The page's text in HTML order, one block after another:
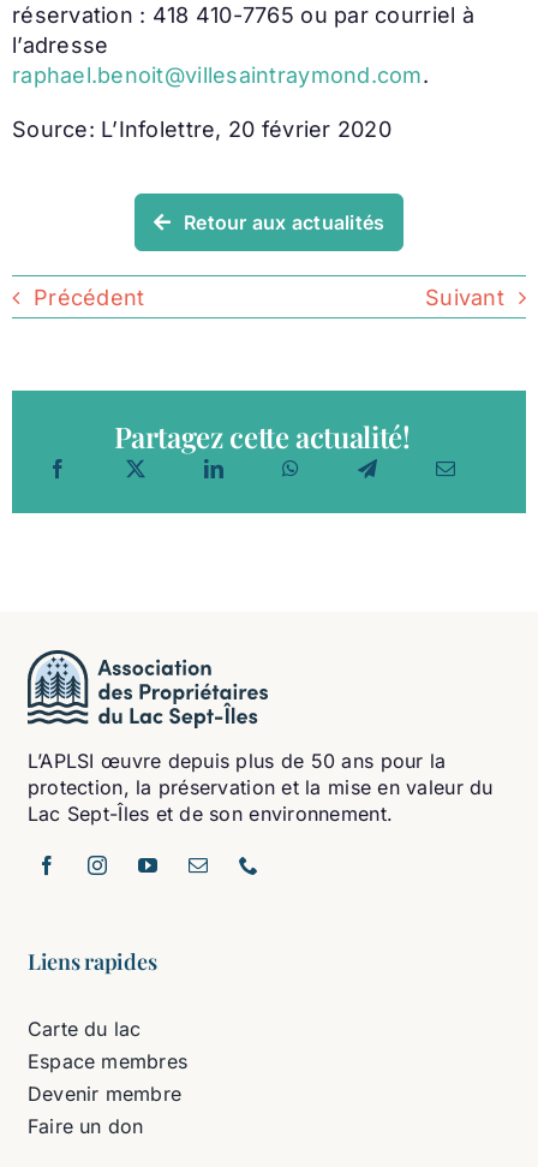
réservation : 418 410-7765 ou par courriel à
l’adresse
raphael.benoit@villesaintraymond.com.
Source: L’Infolettre, 20 février 2020
Retour aux actualités
Précédent Suivant
Partagez cette actualité!
L’APLSI œuvre depuis plus de 50 ans pour la
protection, la préservation et la mise en valeur du
Lac Sept-Îles et de son environnement.
Liens rapides
Carte du lac
Espace membres
Devenir membre
Faire un don